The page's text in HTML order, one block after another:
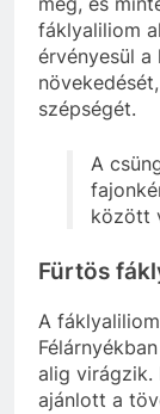
fáklyaliliom
érvényesül
szépségét.
A
között
Fürtös
A
alig virágzik.
ajánlott a